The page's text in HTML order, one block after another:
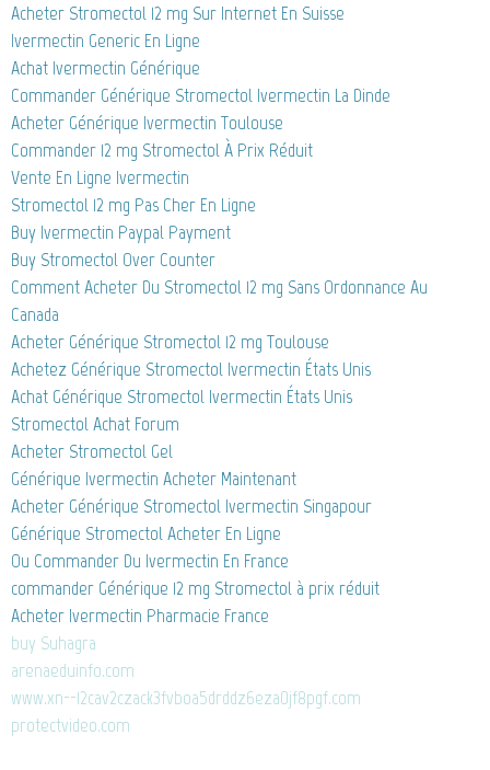
Acheter Stromectol 12 mg Sur Internet En Suisse
Ivermectin Generic En Ligne
Achat Ivermectin Générique
Commander Générique Stromectol Ivermectin La Dinde
Acheter Générique Ivermectin Toulouse
Commander 12 mg Stromectol À Prix Réduit
Vente En Ligne Ivermectin
Stromectol 12 mg Pas Cher En Ligne
Buy Ivermectin Paypal Payment
Buy Stromectol Over Counter
Comment Acheter Du Stromectol 12 mg Sans Ordonnance Au
Canada
Acheter Générique Stromectol 12 mg Toulouse
Achetez Générique Stromectol Ivermectin États Unis
Achat Générique Stromectol Ivermectin États Unis
Stromectol Achat Forum
Acheter Stromectol Gel
Générique Ivermectin Acheter Maintenant
Acheter Générique Stromectol Ivermectin Singapour
Générique Stromectol Acheter En Ligne
Ou Commander Du Ivermectin En France
commander Générique 12 mg Stromectol à prix réduit
Acheter Ivermectin Pharmacie France
buy Suhagra
arenaeduinfo.com
www.xn--12cav2czack3fvboa5drddz6eza0jf8pgf.com
protectvideo.com